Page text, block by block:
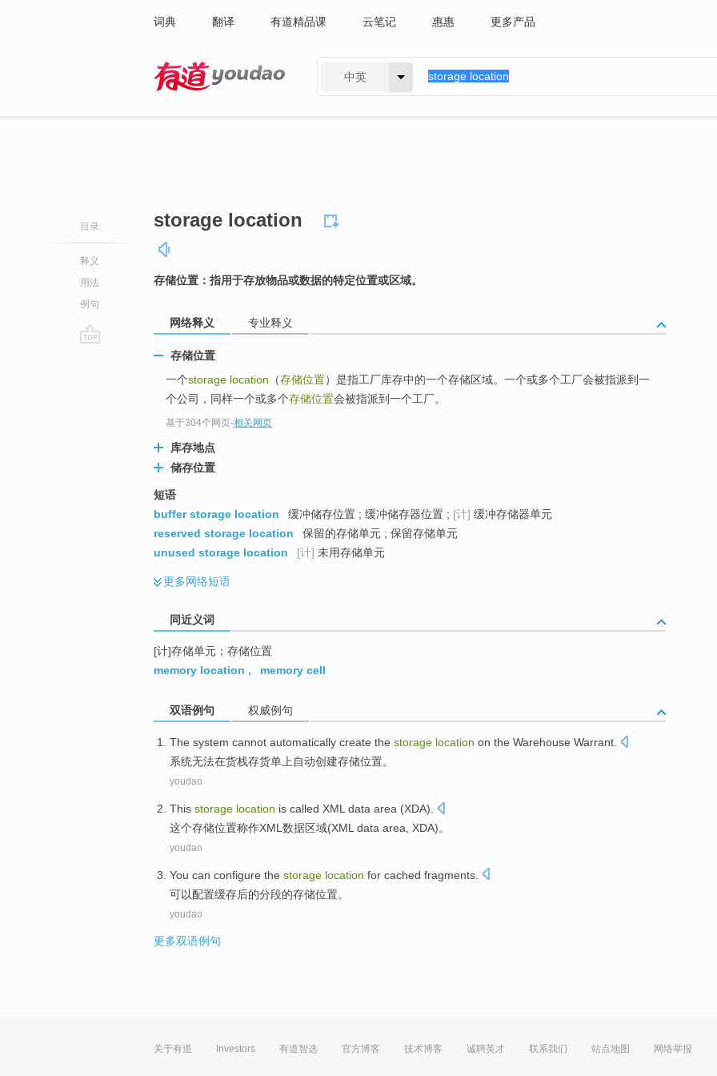
词典 翻译 有道精品课 云笔记 惠惠 更多产品
中英
目录
释义
用法
例句
storage location
存储位置：指用于存放物品或数据的特定位置或区域。
网络释义 专业释义
存储位置
一个storage location （存储位置）是指工厂库存中的一个存储区域。一个或多个工厂会被指派到一
个公司，同样一个或多个存储位置会被指派到一个工厂。
基于304个网页-相关网页
库存地点
储存位置
短语
buffer storage location
缓冲储存位置 ; 缓冲储存器位置 ; [计] 缓冲存储器单元
reserved storage location
保留的存储单元 ; 保留存储单元
unused storage location
[计] 未用存储单元
更多网络短语
同近义词
[计]存储单元；存储位置
memory location , memory cell
双语例句 权威例句
The system cannot automatically create the storage location on the Warehouse Warrant
系统无法在货栈存货单上 自动创建存储位置。
youdao
This storage location is called XML data area (XDA).
这个存储位置称作XML 数据区域(XML data area, XDA)。
youdao
You can configure the storage location for cached fragments
可以配置缓存后的分段的存储位置。
youdao
更多双语例句
关于有道 Investors 有道智选 官方博客 技术博客 诚聘英才 联系我们 站点地图 网络举报